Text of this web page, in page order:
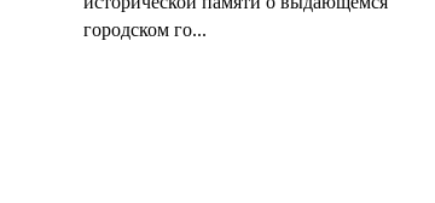
городском го...